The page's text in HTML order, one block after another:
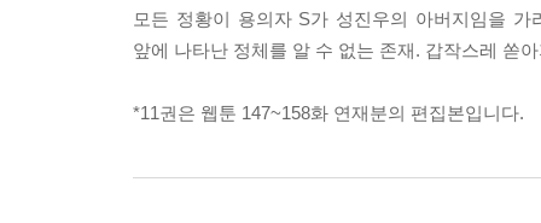
모든 정황이 용의자 S가 성진우의 아버지임을
앞에 나타난 정체를 알 수 없는 존재. 갑작스레 쏟
*11권은 웹툰 147~158화 연재분의 편집본입니다.